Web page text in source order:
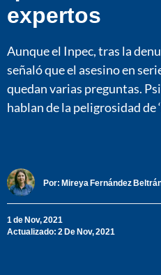
expertos
Aunque el Inpec, tras la
señaló que el asesino en
quedan varias preguntas.
hablan de la peligrosidad de
Por: Mireya Fernández
1 de Nov, 2021
Actualizado: 2 De Nov, 2021